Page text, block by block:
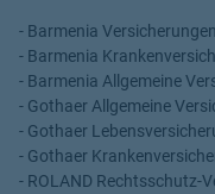
- Barmenia Versicherungen
- Barmenia
- Barmenia Allgemeine
- Gothaer Allgemeine
- Gothaer
- Gothaer
- ROLAND Rechtsschutz-